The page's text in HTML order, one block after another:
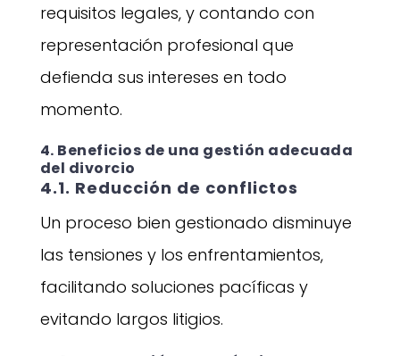
requisitos legales, y contando con
representación profesional que
defienda sus intereses en todo
momento.
4. Beneficios de una gestión adecuada
del divorcio
4.1. Reducción de conflictos
Un proceso bien gestionado disminuye
las tensiones y los enfrentamientos,
facilitando soluciones pacíficas y
evitando largos litigios.